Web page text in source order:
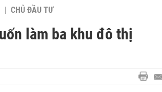
CHỦ ĐẦU TƯ
làm ba khu đô thị